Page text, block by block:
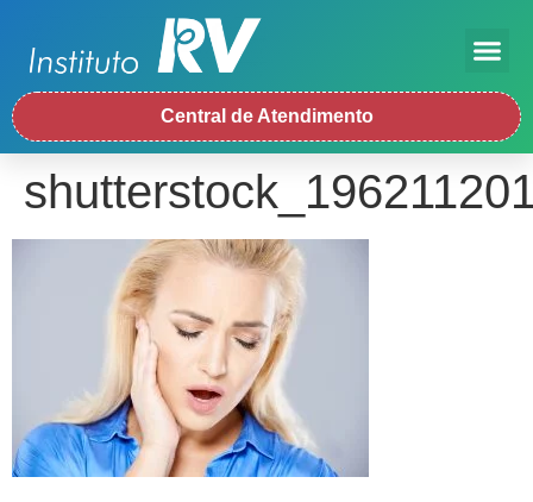
Central de Atendimento